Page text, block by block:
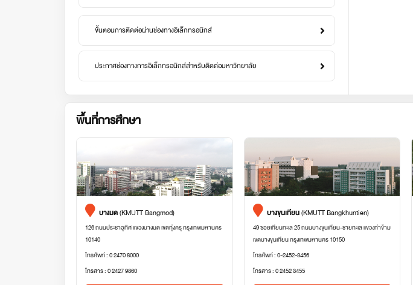
ขั้นตอนการติดต่อผ่านช่องทางอิเล็กทรอนิกส์
ประกาศช่องทางการอิเล็กทรอนิกส์สำหรับติดต่อมหาวิทยาลัย
พื้นที่การศึกษา
บางมด(KMUTT Bangmod)
126 ถนนประชาอุทิศ แขวงบางมด เขตทุ่งครุ กรุงเทพมหานคร
10140
โทรศัพท์ : 0 2470 8000
โทรสาร : 0 2427 9860
บางขุนเทียน(KMUTT Bangkhuntien)
49 ซอยเทียนทะเล 25 ถนนบางขุนเทียน-ชายทะเล แขวงท่าข้าม
เขตบางขุนเทียน กรุงเทพมหานคร 10150
โทรศัพท์ : 0-2452-3456
โทรสาร : 0 2452 3455